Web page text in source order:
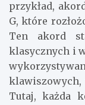
przykład,
G, które
Ten akord
klasycznych i
Tutaj, każda